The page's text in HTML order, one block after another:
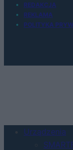
REDAKCJA
REKLAMA
POLITYKA
Urządzenia